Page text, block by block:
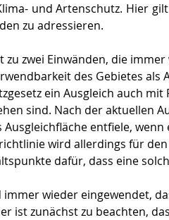
und Artenschutz. Hier
zu adressieren.
zu zwei Einwänden, die
des Gebietes als
ein Ausgleich auch
sind. Nach der aktuellen
Ausgleichfläche entfiele,
wird allerdings für
dafür, dass eine
wieder eingewendet,
ist zunächst zu beachten,